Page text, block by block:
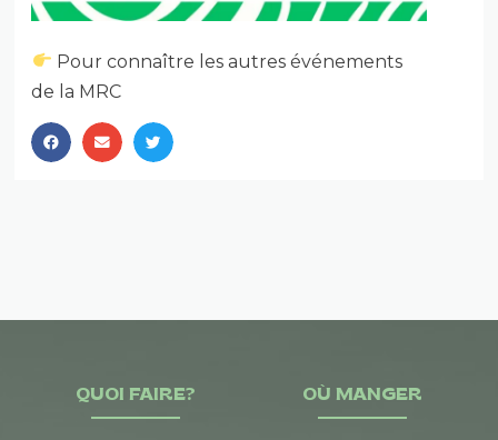
Pour connaître les autres événements
de la MRC
QUOI FAIRE? OÙ MANGER